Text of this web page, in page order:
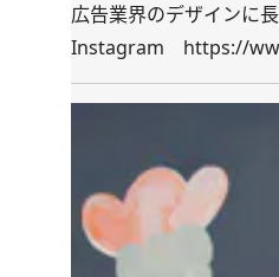
広告業界のデザインに長
Instagram https://